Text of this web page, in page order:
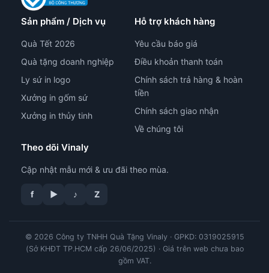
Sản phẩm / Dịch vụ
Quà Tết 2026
Quà tặng doanh nghiệp
Ly sứ in logo
Xưởng in gốm sứ
Xưởng in thủy tinh
Hỗ trợ khách hàng
Yêu cầu báo giá
Điều khoản thanh toán
Chính sách trả hàng & hoàn
tiền
Chính sách giao nhận
Về chúng tôi
Theo dõi Vinaly
Cập nhật mẫu mới & ưu đãi theo mùa.
f ▶ ♪ Z
© 2026 Công ty TNHH Quà Tặng Vinaly · GPKD: 0319025915
(Sở KHĐT TP.HCM cấp 26/06/2025) · Giá trên web chưa bao
gồm VAT.